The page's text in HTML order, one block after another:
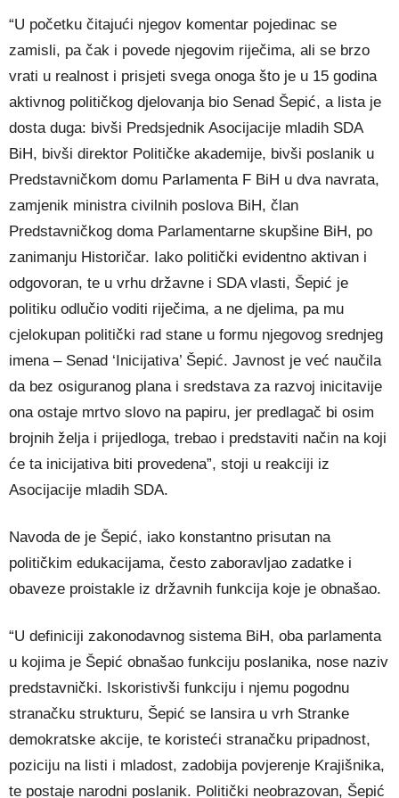
“U početku čitajući njegov komentar pojedinac se
zamisli, pa čak i povede njegovim riječima, ali se brzo
vrati u realnost i prisjeti svega onoga što je u 15 godina
aktivnog političkog djelovanja bio Senad Šepić, a lista je
dosta duga: bivši Predsjednik Asocijacije mladih SDA
BiH, bivši direktor Političke akademije, bivši poslanik u
Predstavničkom domu Parlamenta F BiH u dva navrata,
zamjenik ministra civilnih poslova BiH, član
Predstavničkog doma Parlamentarne skupšine BiH, po
zanimanju Historičar. Iako politički evidentno aktivan i
odgovoran, te u vrhu državne i SDA vlasti, Šepić je
politiku odlučio voditi riječima, a ne djelima, pa mu
cjelokupan politički rad stane u formu njegovog srednjeg
imena – Senad ‘Inicijativa’ Šepić. Javnost je već naučila
da bez osiguranog plana i sredstava za razvoj inicitavije
ona ostaje mrtvo slovo na papiru, jer predlagač bi osim
brojnih želja i prijedloga, trebao i predstaviti način na koji
će ta inicijativa biti provedena”, stoji u reakciji iz
Asocijacije mladih SDA.
Navoda de je Šepić, iako konstantno prisutan na
političkim edukacijama, često zaboravljao zadatke i
obaveze proistakle iz državnih funkcija koje je obnašao.
“U definiciji zakonodavnog sistema BiH, oba parlamenta
u kojima je Šepić obnašao funkciju poslanika, nose naziv
predstavnički. Iskoristivši funkciju i njemu pogodnu
stranačku strukturu, Šepić se lansira u vrh Stranke
demokratske akcije, te koristeći stranačku pripadnost,
poziciju na listi i mladost, zadobija povjerenje Krajišnika,
te postaje narodni poslanik. Politički neobrazovan, Šepić